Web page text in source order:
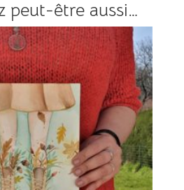
peut-être aussi…